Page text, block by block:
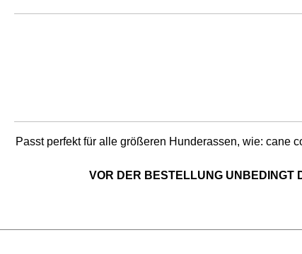
Passt perfekt für alle größeren Hunderassen, wie: cane
VOR DER BESTELLUNG UNBEDINGT